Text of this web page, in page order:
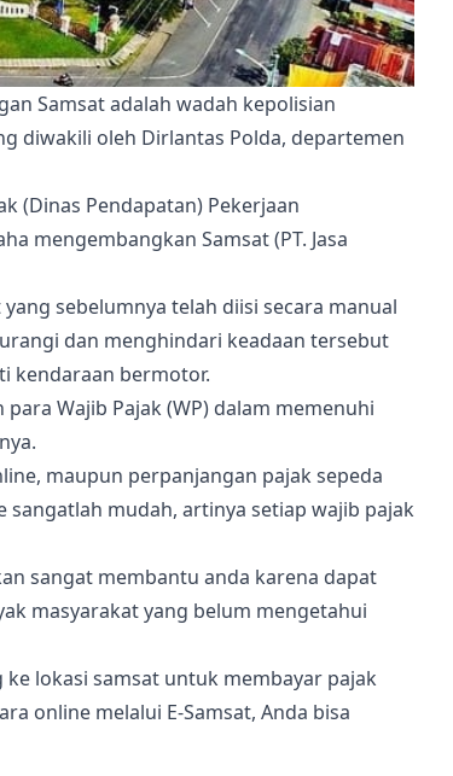
Samsat adalah wadah kepolisian
diwakili oleh Dirlantas Polda, departemen
(Dinas Pendapatan) Pekerjaan
mengembangkan Samsat (PT. Jasa
sebelumnya telah diisi secara manual
dan menghindari keadaan tersebut
kendaraan bermotor.
Wajib Pajak (WP) dalam memenuhi
maupun perpanjangan pajak sepeda
mudah, artinya setiap wajib pajak
sangat membantu anda karena dapat
masyarakat yang belum mengetahui
lokasi samsat untuk membayar pajak
online melalui E-Samsat, Anda bisa